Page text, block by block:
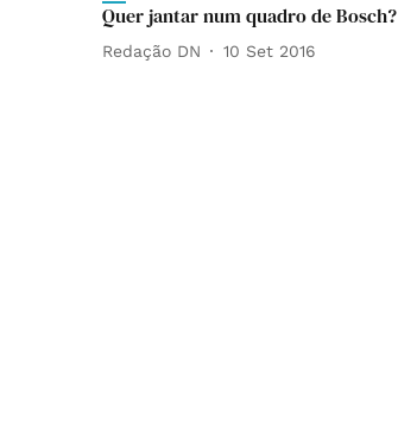
Quer jantar num quadro de Bosch?
Redação DN 10 Set 2016